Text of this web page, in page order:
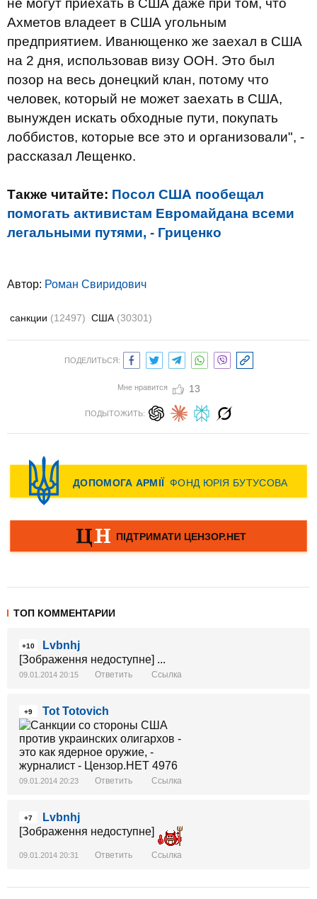
не могут приехать в США даже при том, что
Ахметов владеет в США угольным
предприятием. Иванющенко же заехал в США
на 2 дня, использовав визу ООН. Это был
позор на весь донецкий клан, потому что
человек, который не может заехать в США,
вынужден искать обходные пути, покупать
лоббистов, которые все это и организовали", -
рассказал Лещенко.
Также читайте: Посол США пообещал
помогать активистам Евромайдана всеми
легальными путями, - Гриценко
Автор: Роман Свиридович
санкции (12497) США (30301)
ПОДЕЛИТЬСЯ:
Мне нравится 13
ПОДЫТОЖИТЬ:
ТОП КОММЕНТАРИИ
+10
Lvbnhj
[Зображення недоступне] ...
09.01.2014 20:15 Ответить Ссылка
+9 Tot Totovich
09.01.2014 20:23 Ответить Ссылка
+7
Lvbnhj
[Зображення недоступне]
09.01.2014 20:31 Ответить Ссылка